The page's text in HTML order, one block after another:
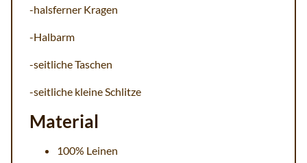
-halsferner Kragen
-Halbarm
-seitliche Taschen
-seitliche kleine Schlitze
Material
100% Leinen